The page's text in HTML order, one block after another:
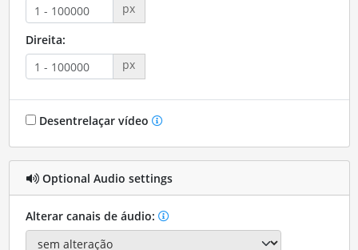
px
Direita:
px
Desentrelaçar vídeo
Optional Audio settings
Alterar canais de áudio: